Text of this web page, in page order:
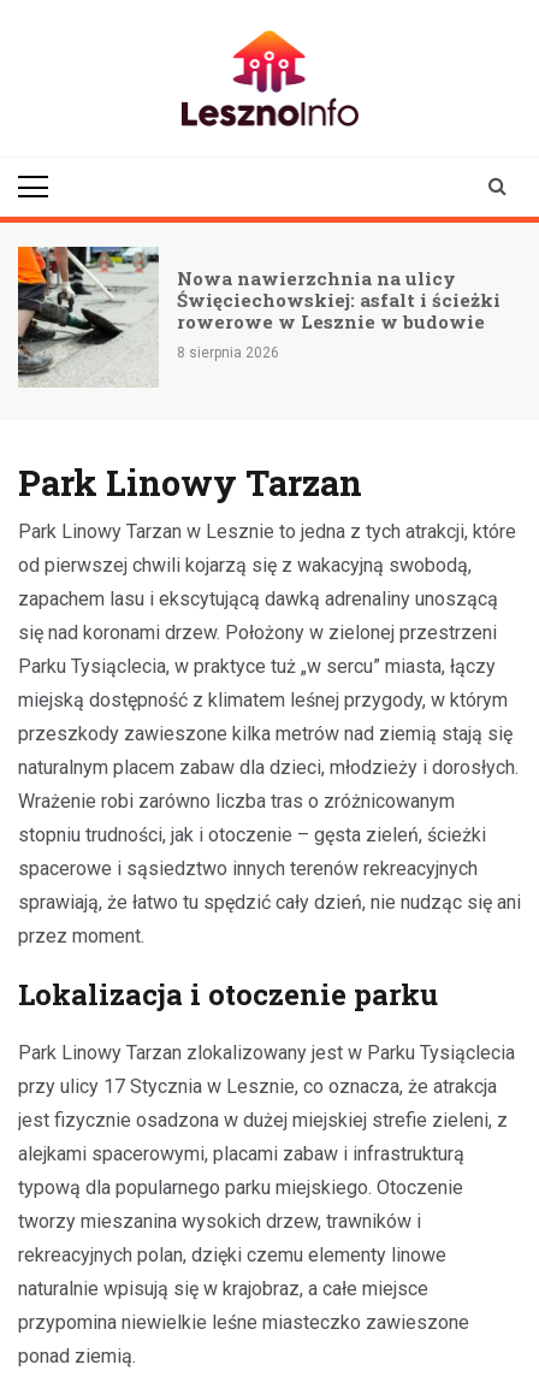
Nowa nawierzchnia na ulicy
Święciechowskiej: asfalt i ścieżki
rowerowe w Lesznie w budowie
8 sierpnia 2026
Park Linowy Tarzan
Park Linowy Tarzan w Lesznie to jedna z tych atrakcji, które
od pierwszej chwili kojarzą się z wakacyjną swobodą,
zapachem lasu i ekscytującą dawką adrenaliny unoszącą
się nad koronami drzew. Położony w zielonej przestrzeni
Parku Tysiąclecia, w praktyce tuż „w sercu” miasta, łączy
miejską dostępność z klimatem leśnej przygody, w którym
przeszkody zawieszone kilka metrów nad ziemią stają się
naturalnym placem zabaw dla dzieci, młodzieży i dorosłych.
Wrażenie robi zarówno liczba tras o zróżnicowanym
stopniu trudności, jak i otoczenie – gęsta zieleń, ścieżki
spacerowe i sąsiedztwo innych terenów rekreacyjnych
sprawiają, że łatwo tu spędzić cały dzień, nie nudząc się ani
przez moment.
Lokalizacja i otoczenie parku
Park Linowy Tarzan zlokalizowany jest w Parku Tysiąclecia
przy ulicy 17 Stycznia w Lesznie, co oznacza, że atrakcja
jest fizycznie osadzona w dużej miejskiej strefie zieleni, z
alejkami spacerowymi, placami zabaw i infrastrukturą
typową dla popularnego parku miejskiego. Otoczenie
tworzy mieszanina wysokich drzew, trawników i
rekreacyjnych polan, dzięki czemu elementy linowe
naturalnie wpisują się w krajobraz, a całe miejsce
przypomina niewielkie leśne miasteczko zawieszone
ponad ziemią.